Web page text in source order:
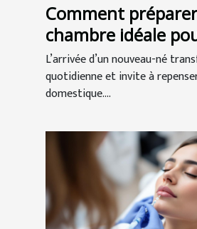
Comment
chambre idéale
l'arrivée de bébé ?
L’arrivée d’un nouveau-né
quotidienne et invite à
domestique....